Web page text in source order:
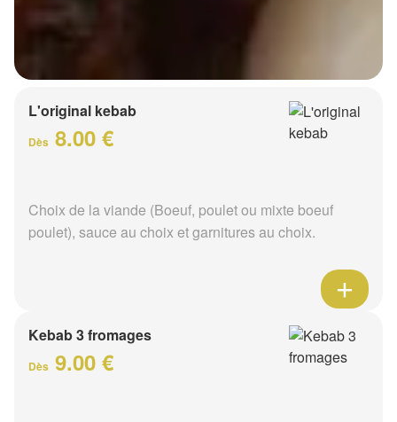
L'original kebab
Dès 8.00 €
Choix de la viande (Boeuf, poulet ou mixte boeuf
poulet), sauce au choix et garnitures au choix.
Kebab 3 fromages
Dès 9.00 €